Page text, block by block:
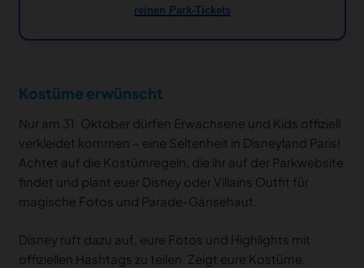
reinen Park-Tickets
Kostüme erwünscht
Nur am 31. Oktober dürfen Erwachsene und Kids offiziell
verkleidet kommen – eine Seltenheit in Disneyland Paris!
Achtet auf die Kostümregeln, die ihr auf der Parkwebsite
findet und plant euer Disney oder Villains Outfit für
magische Fotos und Parade-Gänsehaut.
Disney ruft dazu auf, eure Fotos und Highlights mit
offiziellen Hashtags zu teilen. Zeigt eure Kostüme,